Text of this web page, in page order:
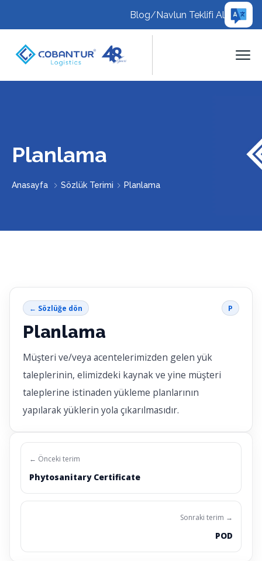
Blog/Navlun Teklifi Al
Planlama
Anasayfa Sözlük Terimi Planlama
← Sözlüğe dön P
Planlama
Müşteri ve/veya acentelerimizden gelen yük
taleplerinin, elimizdeki kaynak ve yine müşteri
taleplerine istinaden yükleme planlarının
yapılarak yüklerin yola çıkarılmasıdır.
← Önceki terim
Phytosanitary Certificate
Sonraki terim →
POD